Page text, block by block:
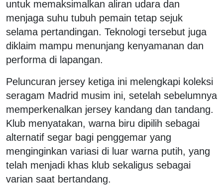
untuk memaksimalkan aliran udara dan
menjaga suhu tubuh pemain tetap sejuk
selama pertandingan. Teknologi tersebut juga
diklaim mampu menunjang kenyamanan dan
performa di lapangan.
Peluncuran jersey ketiga ini melengkapi koleksi
seragam Madrid musim ini, setelah sebelumnya
memperkenalkan jersey kandang dan tandang.
Klub menyatakan, warna biru dipilih sebagai
alternatif segar bagi penggemar yang
menginginkan variasi di luar warna putih, yang
telah menjadi khas klub sekaligus sebagai
varian saat bertandang.